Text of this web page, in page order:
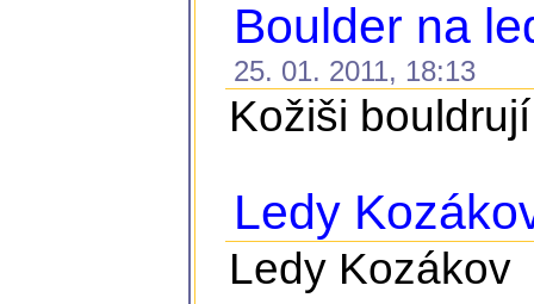
Boulder na
25. 01. 2011, 18:13
Kožiši
Ledy
Ledy Kozákov